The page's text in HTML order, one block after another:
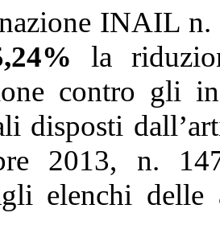
INAIL n.
la
contro gli
disposti
2013, n.
elenchi delle